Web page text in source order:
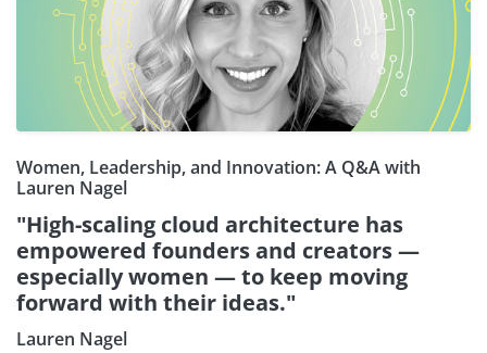
Women, Leadership, and Innovation: A Q&A with
Lauren Nagel
"High-scaling cloud architecture has
empowered founders and creators —
especially women — to keep moving
forward with their ideas."
Lauren Nagel